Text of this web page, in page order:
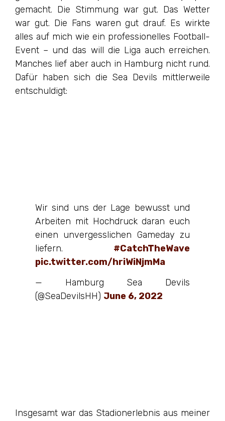
gemacht. Die Stimmung war gut. Das Wetter
war gut. Die Fans waren gut drauf. Es wirkte
alles auf mich wie ein professionelles Football-
Event – und das will die Liga auch erreichen.
Manches lief aber auch in Hamburg nicht rund.
Dafür haben sich die Sea Devils mittlerweile
entschuldigt:
Wir sind uns der Lage bewusst und
Arbeiten mit Hochdruck daran euch
einen unvergesslichen Gameday zu
liefern. #CatchTheWave
pic.twitter.com/hriWiNjmMa
— Hamburg Sea Devils
(@SeaDevilsHH) June 6, 2022
Insgesamt war das Stadionerlebnis aus meiner